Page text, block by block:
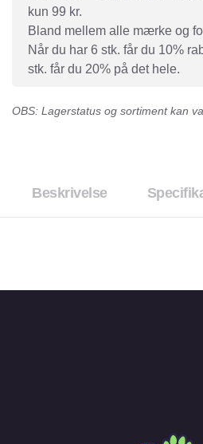
kun 99 kr.
Bland mellem alle mærke og
Når du har 6 stk. får du 10%
stk. får du 20% på det hele.
OBS: Lagerstatus og sortiment kan
Beskrivelse